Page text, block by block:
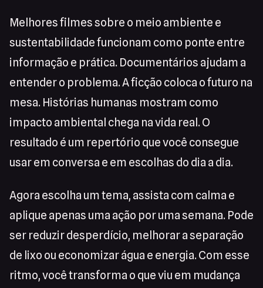
Melhores filmes sobre o meio ambiente e
sustentabilidade funcionam como ponte entre
informação e prática. Documentários ajudam a
entender o problema. A ficção coloca o futuro na
mesa. Histórias humanas mostram como
impacto ambiental chega na vida real. O
resultado é um repertório que você consegue
usar em conversa e em escolhas do dia a dia.
Agora escolha um tema, assista com calma e
aplique apenas uma ação por uma semana. Pode
ser reduzir desperdício, melhorar a separação
de lixo ou economizar água e energia. Com esse
ritmo, você transforma o que viu em mudança